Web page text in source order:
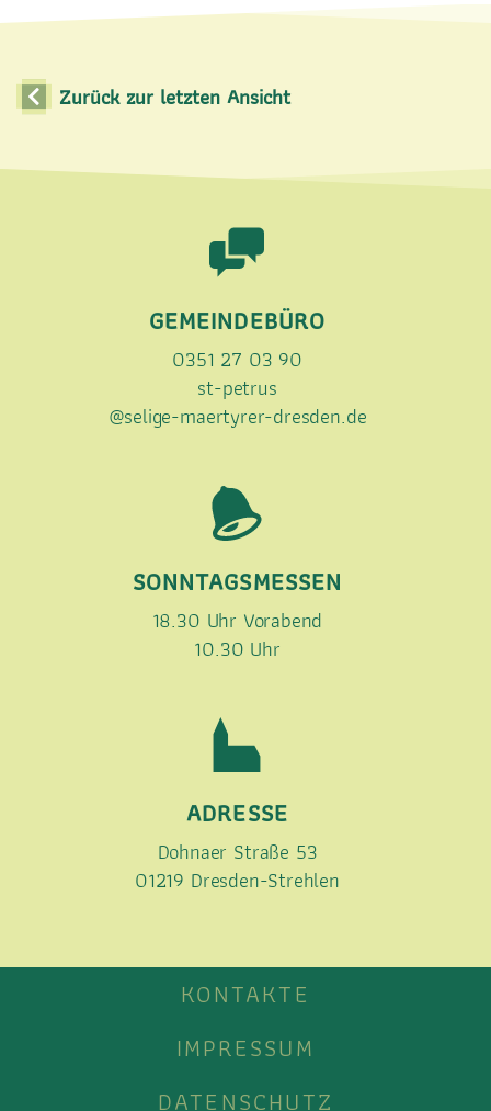
Zurück zur letzten Ansicht
GEMEINDEBÜRO
0351 27 03 90
st-petrus
@selige-maertyrer-dresden.de
SONNTAGSMESSEN
18.30 Uhr Vorabend
10.30 Uhr
ADRESSE
Dohnaer Straße 53
01219 Dresden-Strehlen
KONTAKTE
IMPRESSUM
DATENSCHUTZ